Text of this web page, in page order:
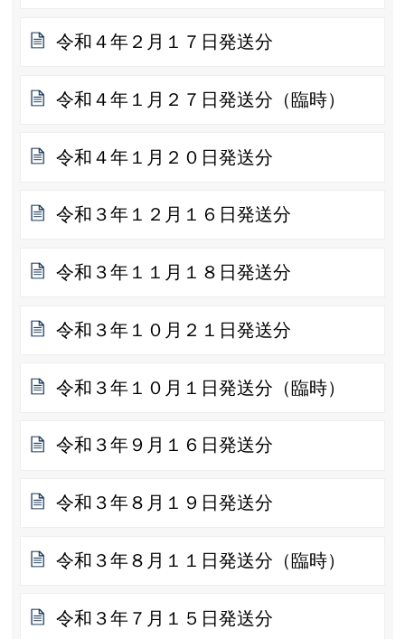
令和４年２月１７日発送分
令和４年１月２７日発送分（臨時）
令和４年１月２０日発送分
令和３年１２月１６日発送分
令和３年１１月１８日発送分
令和３年１０月２１日発送分
令和３年１０月１日発送分（臨時）
令和３年９月１６日発送分
令和３年８月１９日発送分
令和３年８月１１日発送分（臨時）
令和３年７月１５日発送分